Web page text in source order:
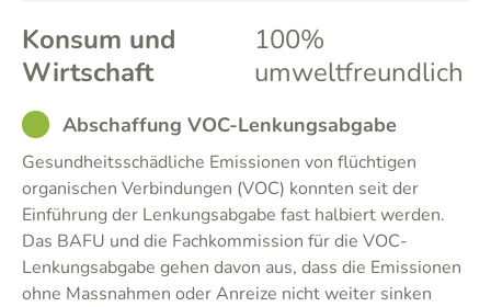
Konsum und
Wirtschaft
100%
umweltfreundlich
GOODAbschaffung VOC-Lenkungsabgabe
Gesundheitsschädliche Emissionen von flüchtigen
organischen Verbindungen (VOC) konnten seit der
Einführung der Lenkungsabgabe fast halbiert werden.
Das BAFU und die Fachkommission für die VOC-
Lenkungsabgabe gehen davon aus, dass die Emissionen
ohne Massnahmen oder Anreize nicht weiter sinken